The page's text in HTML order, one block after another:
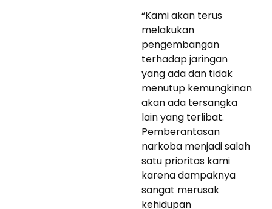
“Kami akan terus
melakukan
pengembangan
terhadap jaringan
yang ada dan tidak
menutup kemungkinan
akan ada tersangka
lain yang terlibat.
Pemberantasan
narkoba menjadi salah
satu prioritas kami
karena dampaknya
sangat merusak
kehidupan